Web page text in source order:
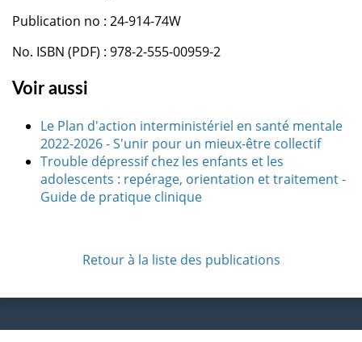
Publication no : 24-914-74W
No. ISBN (PDF) : 978-2-555-00959-2
Voir aussi
Le Plan d'action interministériel en santé mentale
2022-2026 - S'unir pour un mieux-être collectif
Trouble dépressif chez les enfants et les
adolescents : repérage, orientation et traitement -
Guide de pratique clinique
Retour à la liste des publications